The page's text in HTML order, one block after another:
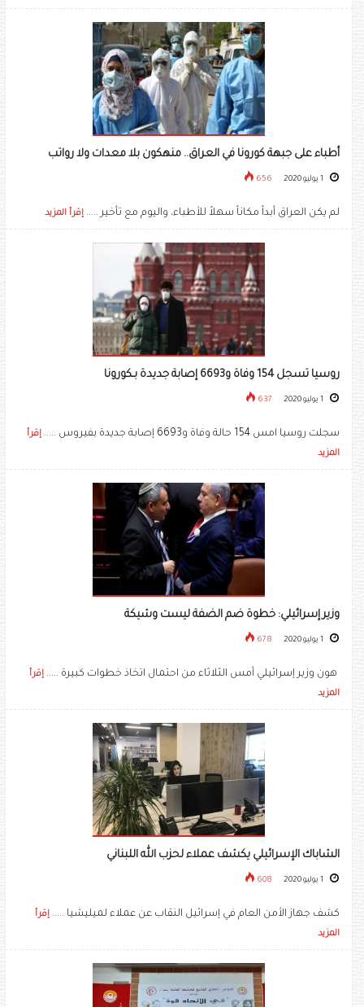
أطباء على جبهة كورونا في العراق.. منهكون بلا معدات ولا رواتب
656
لم يكن العراق أبداً مكاناً سهلاً للأطباء، واليوم مع تأخير ..... إقرأ المزيد
روسيا تسجل 154 وفاة و6693 إصابة جديدة بـكورونا
637
سجلت روسيا امس 154 حالة وفاة و6693 إصابة جديدة بفيروس .....
إقرأ
المزيد
وزير إسرائيلي: خطوة ضم الضفة ليست وشيكة
678
هون وزير إسرائيلي أمس الثلاثاء من احتمال اتخاذ خطوات كبيرة ..... إقرأ
المزيد
الشاباك الإسرائيلي يكشف عملاء لحزب الله اللبناني
608
كشف جهاز الأمن العام في إسرائيل النقاب عن عملاء لميليشيا ..... إقرأ
المزيد